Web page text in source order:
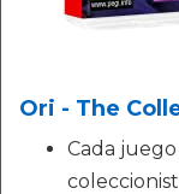
Ori - The
Cada